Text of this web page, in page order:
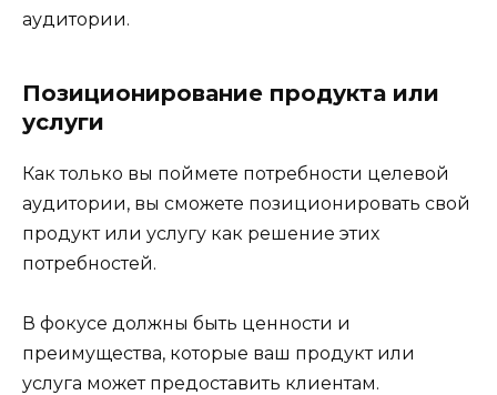
аудитории.
Позиционирование продукта или
услуги
Как только вы поймете потребности целевой
аудитории, вы сможете позиционировать свой
продукт или услугу как решение этих
потребностей.
В фокусе должны быть ценности и
преимущества, которые ваш продукт или
услуга может предоставить клиентам.